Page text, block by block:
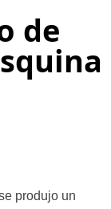
de
produjo un